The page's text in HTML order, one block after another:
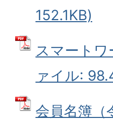
152.1KB)
スマート
ァイル:
会員名簿（